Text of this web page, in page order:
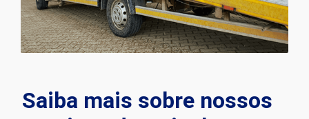
Saiba mais sobre nossos